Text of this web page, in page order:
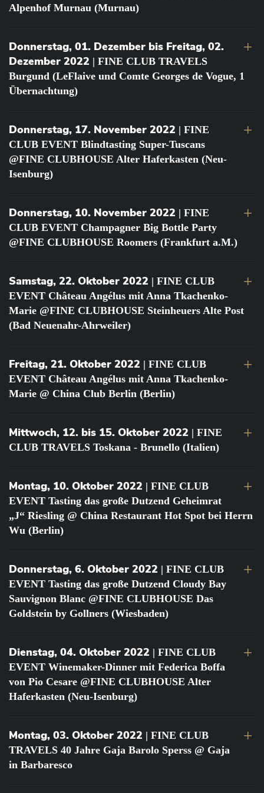
Alpenhof Murnau (Murnau)
Donnerstag, 01. Dezember bis Freitag, 02.
Dezember 2022 | FINE CLUB TRAVELS
Burgund (LeFlaive und Comte Georges de Vogue, 1
Übernachtung)
Donnerstag, 17. November 2022 | FINE
CLUB EVENT Blindtasting Super-Tuscans
@FINE CLUBHOUSE Alter Haferkasten (Neu-
Isenburg)
Donnerstag, 10. November 2022 | FINE
CLUB EVENT Champagner Big Bottle Party
@FINE CLUBHOUSE Roomers (Frankfurt a.M.)
Samstag, 22. Oktober 2022 | FINE CLUB
EVENT Château Angélus mit Anna Tkachenko-
Marie @FINE CLUBHOUSE Steinheuers Alte Post
(Bad Neuenahr-Ahrweiler)
Freitag, 21. Oktober 2022 | FINE CLUB
EVENT Château Angélus mit Anna Tkachenko-
Marie @ China Club Berlin (Berlin)
Mittwoch, 12. bis 15. Oktober 2022 | FINE
CLUB TRAVELS Toskana - Brunello (Italien)
Montag, 10. Oktober 2022 | FINE CLUB
EVENT Tasting das große Dutzend Geheimrat
„J“ Riesling @ China Restaurant Hot Spot bei Herrn
Wu (Berlin)
Donnerstag, 6. Oktober 2022 | FINE CLUB
EVENT Tasting das große Dutzend Cloudy Bay
Sauvignon Blanc @FINE CLUBHOUSE Das
Goldstein by Gollners (Wiesbaden)
Dienstag, 04. Oktober 2022 | FINE CLUB
EVENT Winemaker-Dinner mit Federica Boffa
von Pio Cesare @FINE CLUBHOUSE Alter
Haferkasten (Neu-Isenburg)
Montag, 03. Oktober 2022 | FINE CLUB
TRAVELS 40 Jahre Gaja Barolo Sperss @ Gaja
in Barbaresco